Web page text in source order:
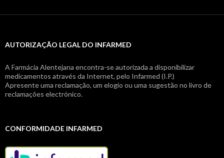
AUTORIZAÇÃO LEGAL DO INFARMED
A Farmácia Alentejana encontra-se autorizada a disponibilizar
medicamentos através da Internet, pelo Infarmed (I.P.)
Apresente uma reclamação, um elogio ou uma sugestão no livro de
reclamações electrónico.
CONFORMIDADE INFARMED